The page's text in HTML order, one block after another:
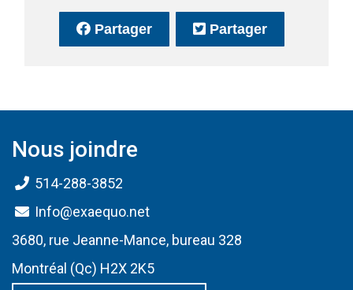
Partagersur Facebook
(Ce lien s'ouvrira dans une
Partagersur Twitter
(Ce lien
Nous joindre
514-288-3852
Info@exaequo.net
3680, rue Jeanne-Mance, bureau 328
Montréal (Qc) H2X 2K5